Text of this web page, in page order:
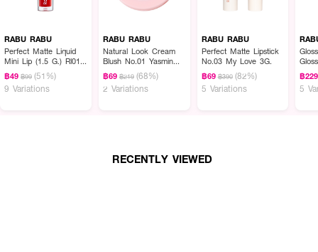
RABU RABU
Perfect Matte Liquid
Mini Lip (1.5 G.) Rl01
Scarlet
฿49 ฿99 (51%)
9 Variations
RABU RABU
Natural Look Cream
Blush No.01 Yasmin
Red
฿69 ฿219 (68%)
2 Variations
RABU RABU
Perfect Matte Lipstick
No.03 My Love 3G.
฿69 ฿390 (82%)
5 Variations
฿229
5
RECENTLY VIEWED